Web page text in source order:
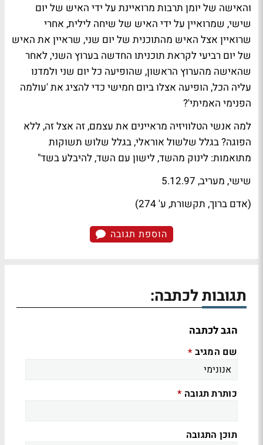
והאישה של יומן תרבות מרואיינת על ידי האיש של יום
שישי, שמרואיין על ידי האיש של שיחה לילית, אחרי
שרואיין אצל האיש מהתוכנית של יום שני, שראיין את האיש
של יום רביעי לקראת תוכניתו החדשה בערוץ השני, לאחר
שהאישה מהערוץ הראשון, שהופיעה כל יום שני ולמדנו
עליה הכל, הופיעה אצלו ביום חמישי כדי להציג את 'עולמה
הפנימי האמיתי'?
למה אנשי הטלוויזיה מראיינים את עצמם, זה אצל זה, ללא
הפוגה? בגלל שלשול אוראלי, בגלל שלוש תשוקות
מתואמות: לינוק מהשד, לישון עם השד, להיבלע בשד"
שישי, מעריב, 5.12.97
(אדם ברוך, תקשורת, ע' 274)
הוספת תגובה
תגובות לכתבה:
הגב לכתבה
שם המגיב *
כותרת תגובה *
תוכן התגובה